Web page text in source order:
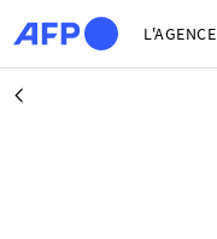
Aller au contenu principal
L'AGENCE